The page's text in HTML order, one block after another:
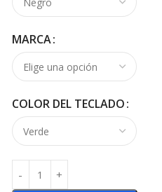
MARCA
COLOR DEL TECLADO